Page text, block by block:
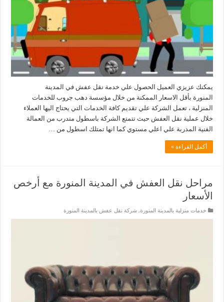
يمكنك عزيزي العميل الحصول علي خدمة نقل عفش في المدينة
المنورة بأقل الاسعار الممكنة من خلال مؤسسة دهب جروب للخدمات
المنزلية ، تعمل الشركة علي تقديم كافة الخدمات التي يحتاج اليها العملاء
خلال عملية نقل العفش حيث تتمتع الشركة باسطول متدرب من العمالة
الفنية المدربة علي اعلي مستوي كما انها تمتلك اسطول من …
أكمل القراءة »
مراحل نقل العفش في المدينة المنورة مع أرخص
الأسعار
خدمات منزلية بالمدينة المنورة,شركة نقل عفش بالمدينة المنورة